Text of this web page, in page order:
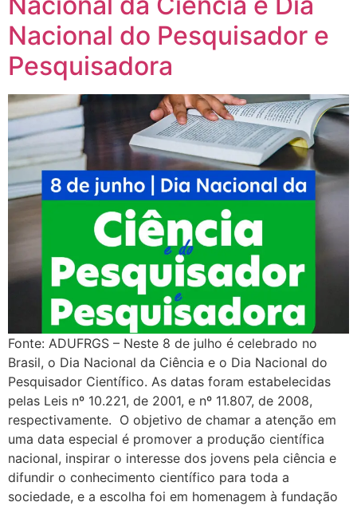
Nacional do Pesquisador e
Pesquisadora
Fonte: ADUFRGS – Neste 8 de julho é celebrado no
Brasil, o Dia Nacional da Ciência e o Dia Nacional do
Pesquisador Científico. As datas foram estabelecidas
pelas Leis nº 10.221, de 2001, e nº 11.807, de 2008,
respectivamente. O objetivo de chamar a atenção em
uma data especial é promover a produção científica
nacional, inspirar o interesse dos jovens pela ciência e
difundir o conhecimento científico para toda a
sociedade, e a escolha foi em homenagem à fundação